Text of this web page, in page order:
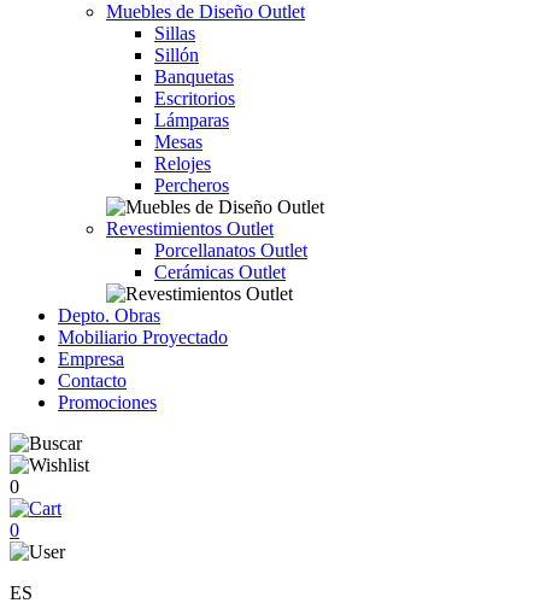
Muebles de Diseño Outlet
Sillas
Sillón
Banquetas
Escritorios
Lámparas
Mesas
Relojes
Percheros
Revestimientos Outlet
Porcellanatos Outlet
Cerámicas Outlet
Depto. Obras
Mobiliario Proyectado
Empresa
Contacto
Promociones
0
0
ES